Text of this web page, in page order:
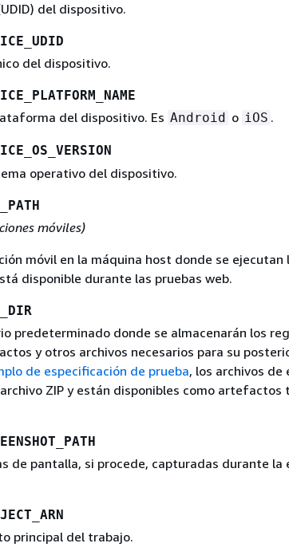
del dispositivo.
del dispositivo.
del dispositivo. Es Android o iOS .
operativo del dispositivo.
móviles)
móvil en la máquina host donde se ejecutan
disponible durante las pruebas web.
predeterminado donde se almacenarán los
y otros archivos necesarios para su
de especificación de prueba, los archivos
ZIP y están disponibles como artefactos
de pantalla, si procede, capturadas durante la
principal del trabajo.